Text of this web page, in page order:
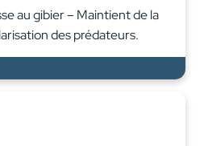
au gibier – Maintient de la
des prédateurs.